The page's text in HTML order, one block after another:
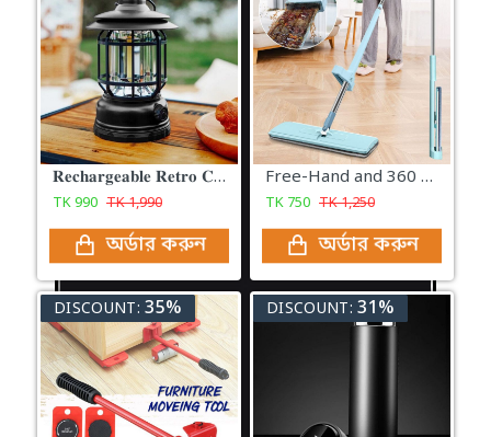
𝐑𝐞𝐜𝐡𝐚𝐫𝐠𝐞𝐚𝐛𝐥𝐞 𝐑𝐞𝐭𝐫𝐨 𝐂𝐚𝐦𝐩𝐢𝐧𝐠 𝐋𝐚𝐦𝐩
TK990 TK1,990
অর্ডার করুন
Free-Hand and 360 Degree Rotating Spin Mop
TK 750 TK1,250
অর্ডার করুন
DISCOUNT: 35% DISCOUNT: 31%